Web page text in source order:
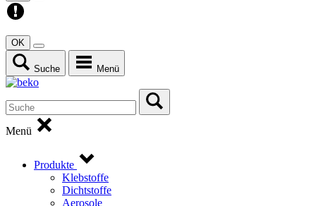
OK
Suche Menü
Menü
Produkte
Klebstoffe
Dichtstoffe
Aerosole